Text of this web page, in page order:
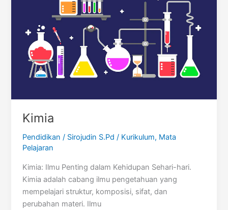
Kimia
Pendidikan / Sirojudin S.Pd/ Kurikulum, Mata
Pelajaran
Kimia: Ilmu Penting dalam Kehidupan Sehari-hari.
Kimia adalah cabang ilmu pengetahuan yang
mempelajari struktur, komposisi, sifat, dan
perubahan materi. Ilmu